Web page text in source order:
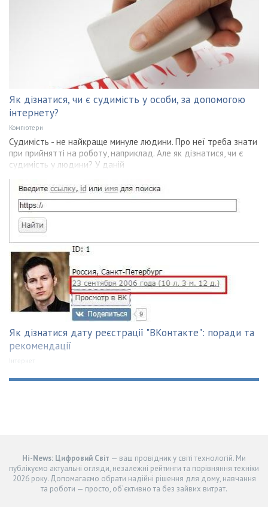
Як дізнатися, чи є судимість у особи, за допомогою
інтернету?
Компютери
Судимість - не найкраще минуле людини. Про неї треба знати
при прийнятті на роботу, наприклад. Але як дізнатися, чи є
судимість у людини? У даній
Як дізнатися дату реєстрації "ВКонтакте": поради та
рекомендації
Інтернет
Hi-News: Цифровий Світ — ваш провідник у світі технологій. Ми
публікуємо актуальні огляди, незалежні рейтинги та порівняння техніки
2026 року. Допомагаємо обрати надійні рішення для дому, навчання
та роботи — просто, об’єктивно та без зайвих витрат.